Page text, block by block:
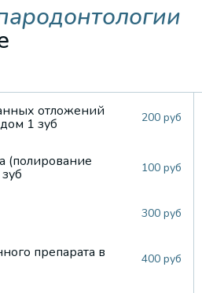
отложений
1 зуб 200 руб
(полирование 100 руб
300 руб
препарата в 400 руб